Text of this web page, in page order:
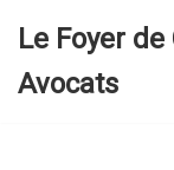
au
Le Foyer
Avocats